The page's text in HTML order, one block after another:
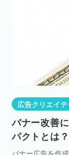
広告クリエイ
バナー改善
パクトとは？